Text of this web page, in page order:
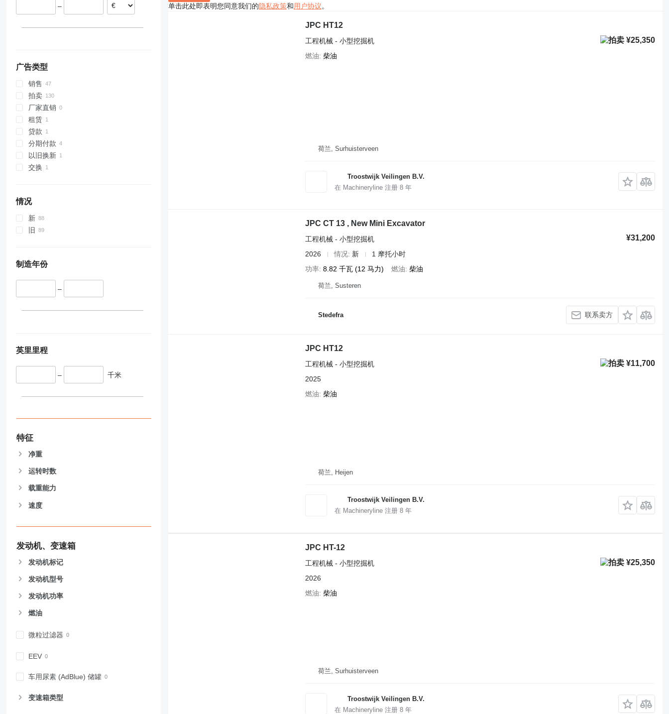
316
319
321
322
323
324
325
326
329
330
349
350
390
395
430
910
914
918
926
931
950
953
955
963
972
982
990
457
8025
8030
8035
CT
JS
JZ
NXT
S-Series
TM
E-series
R-series
ZL
法国
–
广告类型
销售
拍卖
厂家直销
租赁
贷款
分期付款
以旧换新
交换
情况
新
旧
制造年份
–
英里里程
– 千米
特征
净重
运转时数
载重能力
速度
发动机、变速箱
发动机标记
发动机型号
发动机功率
燃油
微粒过滤器
EEV
车用尿素 (AdBlue) 储罐
变速箱类型
单击此处即表明您同意我们的隐私政策和用户协议。
JPC HT12
¥25,350
工程机械 - 小型挖掘机
燃油 柴油
荷兰, Surhuisterveen
Troostwijk Veilingen B.V.
在 Machineryline 注册 8年
JPC CT 13 , New Mini Excavator
¥31,200
工程机械 - 小型挖掘机
2026
情况 新
1 摩托小时
功率 8.82 千瓦 (12 马力) 燃油 柴油
荷兰, Susteren
Stedefra 联系卖方
JPC HT12
¥11,700
工程机械 - 小型挖掘机
2025
燃油 柴油
荷兰, Heijen
Troostwijk Veilingen B.V.
在 Machineryline 注册 8年
JPC HT-12
¥25,350
工程机械 - 小型挖掘机
2026
燃油 柴油
荷兰, Surhuisterveen
Troostwijk Veilingen B.V.
在 Machineryline 注册 8年